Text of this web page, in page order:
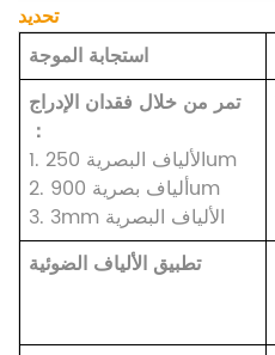
تحديد
استجابة الموجة
تمر من خلال فقدان الإدراج
：
1.
الألياف البصرية250um
2.
ألياف بصرية900um
3. 3mm الألياف البصرية
تطبيق الألياف الضوئية